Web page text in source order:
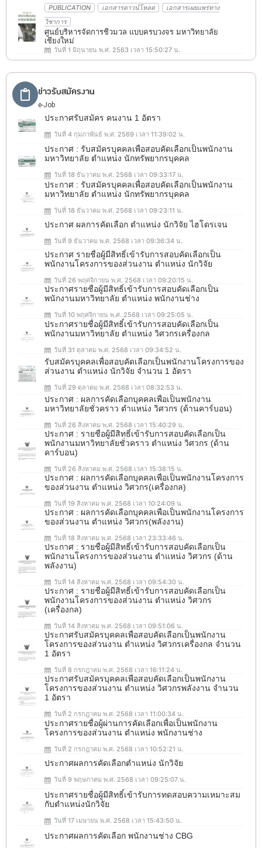
PUBLICATION
เอกสารดาวน์โหลด
เอกสารเผยแพร่ทาง
วิชาการ
ศูนย์บริหารจัดการชีวมวล แบบครบวงจร มหาวิทยาลัย
เชียงใหม่
วันที่ 1 มิถุนายน พ.ศ. 2563 เวลา 15:50:27 น.
ข่าวรับสมัครงาน
e-Job
ประกาศรับสมัคร คนงาน 1 อัตรา
วันที่ 4 กุมภาพันธ์ พ.ศ. 2569 เวลา 11:39:02 น.
ประกาศ : รับสมัครบุคคลเพื่อสอบคัดเลือกเป็นพนักงาน
มหาวิทยาลัย ตำแหน่ง นักทรัพยากรบุคคล
วันที่ 18 ธันวาคม พ.ศ. 2568 เวลา 09:33:17 น.
ประกาศ : รับสมัครบุคคลเพื่อสอบคัดเลือกเป็นพนักงาน
มหาวิทยาลัย ตำแหน่ง นักทรัพยากรบุคคล
วันที่ 18 ธันวาคม พ.ศ. 2568 เวลา 09:23:11 น.
ประกาศ ผลการคัดเลือก ตำแหน่ง นักวิจัย ไฮโดรเจน
วันที่ 9 ธันวาคม พ.ศ. 2568 เวลา 09:36:34 น.
ประกาศ รายชื่อผู้มีสิทธิ์เข้ารับการสอบคัดเลือกเป็น
พนักงานโครงการของส่วนงาน ตำแหน่ง นักวิจัย
วันที่ 26 พฤศจิกายน พ.ศ. 2568 เวลา 09:20:15 น.
ประกาศรายชื่อผู้มีสิทธิ์เข้ารับการสอบคัดเลือกเป็น
พนักงานมหาวิทยาลัย ตำแหน่ง พนักงานช่าง
วันที่ 10 พฤศจิกายน พ.ศ. 2568 เวลา 09:25:05 น.
ประกาศรายชื่อผู้มีสิทธิ์เข้ารับการสอบคัดเลือกเป็น
พนักงานมหาวิทยาลัย ตำแหน่ง วิศวกรเครื่องกล
วันที่ 31 ตุลาคม พ.ศ. 2568 เวลา 09:34:52 น.
รับสมัครบุคคลเพื่อสอบคัดเลือกเป็นพนักงานโครงการของ
ส่วนงาน ตำแหน่ง นักวิจัย จำนวน 1 อัตรา
วันที่ 29 ตุลาคม พ.ศ. 2568 เวลา 08:32:53 น.
ประกาศ : ผลการคัดเลือกบุคคลเพื่อเป็นพนักงาน
มหาวิทยาลัยชั่วคราว ตำแหน่ง วิศวกร (ด้านคาร์บอน)
วันที่ 26 สิงหาคม พ.ศ. 2568 เวลา 15:40:29 น.
ประกาศ : รายชื่อผู้มีสิทธิ์เข้ารับการสอบคัดเลือกเป็น
พนักงานมหาวิทยาลัยชั่วคราว ตำแหน่ง วิศวกร (ด้าน
คาร์บอน)
วันที่ 26 สิงหาคม พ.ศ. 2568 เวลา 15:38:15 น.
ประกาศ : ผลการคัดเลือกบุคคลเพื่อเป็นพนักงานโครงการ
ของส่วนงาน ตำแหน่ง วิศวกร(เครื่องกล)
วันที่ 19 สิงหาคม พ.ศ. 2568 เวลา 10:24:09 น.
ประกาศ : ผลการคัดเลือกบุคคลเพื่อเป็นพนักงานโครงการ
ของส่วนงาน ตำแหน่ง วิศวกร(พลังงาน)
วันที่ 18 สิงหาคม พ.ศ. 2568 เวลา 23:33:46 น.
ประกาศ : รายชื่อผู้มีสิทธิ์เข้ารับการสอบคัดเลือกเป็น
พนักงานโครงการของส่วนงาน ตำแหน่ง วิศวกร (ด้าน
พลังงาน)
วันที่ 14 สิงหาคม พ.ศ. 2568 เวลา 09:54:30 น.
ประกาศ : รายชื่อผู้มีสิทธิ์เข้ารับการสอบคัดเลือกเป็น
พนักงานโครงการของส่วนงาน ตำแหน่ง วิศวกร
(เครื่องกล)
วันที่ 14 สิงหาคม พ.ศ. 2568 เวลา 09:51:06 น.
ประกาศรับสมัครบุคคลเพื่อสอบคัดเลือกเป็นพนักงาน
โครงการของส่วนงาน ตำแหน่ง วิศวกรเครื่องกล จำนวน
1 อัตรา
วันที่ 8 กรกฎาคม พ.ศ. 2568 เวลา 16:11:24 น.
ประกาศรับสมัครบุคคลเพื่อสอบคัดเลือกเป็นพนักงาน
โครงการของส่วนงาน ตำแหน่ง วิศวกรพลังงาน จำนวน
1 อัตรา
วันที่ 2 กรกฎาคม พ.ศ. 2568 เวลา 11:00:34 น.
ประกาศรายชื่อผู้ผ่านการคัดเลือกเพื่อเป็นพนักงาน
โครงการของส่วนงาน ตำแหน่ง พนักงานช่าง
วันที่ 2 กรกฎาคม พ.ศ. 2568 เวลา 10:52:21 น.
ประกาศผลการคัดเลือกตำแหน่ง นักวิจัย
วันที่ 9 พฤษภาคม พ.ศ. 2568 เวลา 09:25:07 น.
ประกาศรายชื่อผู้มีสิทธิ์เข้ารับการทดสอบความเหมาะสม
กับตำแหน่งนักวิจัย
วันที่ 17 เมษายน พ.ศ. 2568 เวลา 15:43:50 น.
ประกาศผลการคัดเลือก พนักงานช่าง CBG